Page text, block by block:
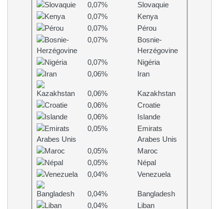
0,07%
Slovaquie
0,07%
Kenya
0,07%
Pérou
0,07%
Bosnie-
Herzégovine
0,07%
Nigéria
0,06%
Iran
0,06%
Kazakhstan
0,06%
Croatie
0,06%
Islande
0,05%
Emirats
Arabes Unis
0,05%
Maroc
0,05%
Népal
0,04%
Venezuela
0,04%
Bangladesh
0,04%
Liban